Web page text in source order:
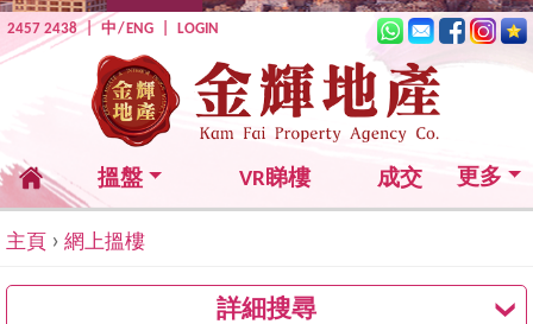
2457 2438|中/ ENG LOGIN
搵盤 VR睇樓 成交 更多
主頁 › 網上搵樓
詳細搜尋